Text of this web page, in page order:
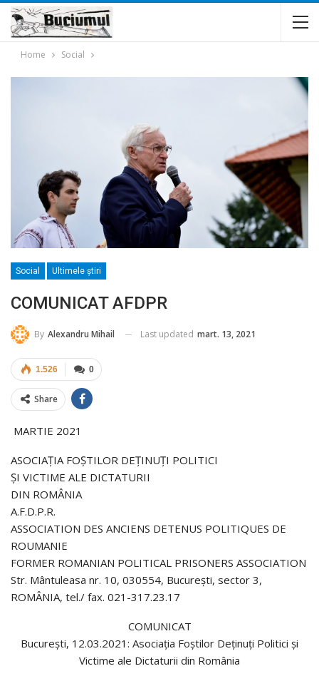
Home Social
Social Ultimele ştiri
COMUNICAT AFDPR
By Alexandru Mihail Last updated mart. 13, 2021
0
1.526
Share
MARTIE 2021
ASOCIAŢIA FOŞTILOR DEŢINUŢI POLITICI
ŞI VICTIME ALE DICTATURII
DIN ROMÂNIA
A.F.D.P.R.
ASSOCIATION DES ANCIENS DETENUS POLITIQUES DE
ROUMANIE
FORMER ROMANIAN POLITICAL PRISONERS ASSOCIATION
Str. Mântuleasa nr. 10, 030554, Bucureşti, sector 3,
ROMÂNIA, tel./ fax. 021-317.23.17
COMUNICAT
București, 12.03.2021: Asociația Foștilor Deținuți Politici și
Victime ale Dictaturii din România